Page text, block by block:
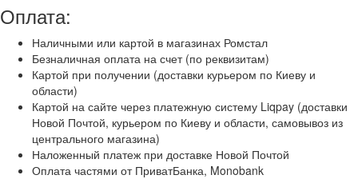
Оплата:
Наличными или картой в магазинах Ромстал
Безналичная оплата на счет (по реквизитам)
Картой при получении (доставки курьером по Киеву и
области)
Картой на сайте через платежную систему Liqpay (доставки
Новой Почтой, курьером по Киеву и области, самовывоз из
центрального магазина)
Наложенный платеж при доставке Новой Почтой
Оплата частями от ПриватБанка, Monobank